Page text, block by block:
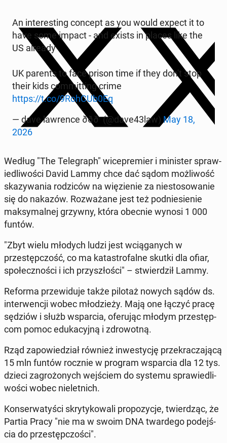
An in­ter­est­ing concept as you would expect it to
have some impact - and exists in places like the
US already
UK parents to face prison time if they don't stop
their kids com­mit­ting crime
https://t.co/9RohCUb0Eq
— dave lawrence ððð (@dave43law) May 18,
2026
Według "The Tele­graph" wi­cepremier i min­is­ter spraw­
iedli­woś­ci David Lammy chce dać sądom możli­wość
skazy­wa­nia rodz­iców na więzie­nie za niestosowanie
się do nakazów. Rozważane jest też pod­niesie­nie
maksy­mal­nej grzywny, która obecnie wynosi 1 000
funtów.
"Zbyt wielu młodych ludzi jest wcią­ganych w
przestępc­zość, co ma katas­tro­falne skutki dla ofiar,
społecznoś­ci i ich przyszłoś­ci" – stwierdz­ił Lammy.
Reforma przewidu­je także pilotaż nowych sądów ds.
in­ter­wencji wobec młodzieży. Mają one łączyć pracę
sędziów i służb ws­par­cia, ofer­u­jąc młodym przestęp­
com pomoc eduka­cyjną i zdrowot­ną.
Rząd za­powiedzi­ał również in­west­y­cję przekracza­jącą
15 mln funtów rocznie w program ws­par­cia dla 12 tys.
dzieci za­grożonych we­jś­ciem do systemu spraw­iedli­
woś­ci wobec nielet­nich.
Kon­ser­watyś­ci skry­tykowali propozy­c­je, twierdząc, że
Partia Pracy "nie ma w swoim DNA twardego pode­jś­
cia do przestępc­zoś­ci".